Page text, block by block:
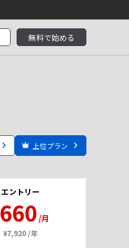
無料で始める
上位プラン
エントリー
660/月
¥7,920 /年